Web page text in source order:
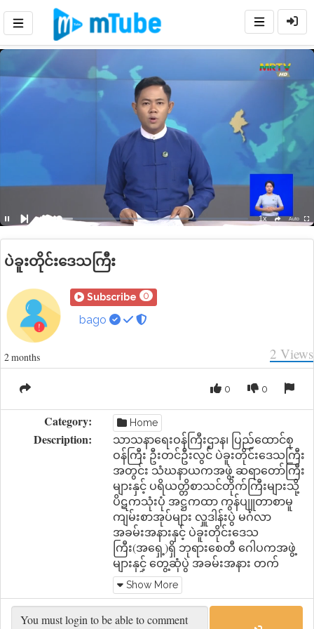
Pause
Next
Loaded: 1xPlayback
Rate
Auto
ပဲခူးတိုင်းဒေသကြီး
Subscribe 0
bago
2 months 2 Views
0
0
Category: Home
Description:
သာသနာရေးဝန်ကြီးဌာန၊ ပြည်ထောင်စု
ဝန်ကြီး ဦးတင်ဦးလွင် ပဲခူးတိုင်းဒေသကြီး
အတွင်း သံဃနာယကအဖွဲ့ ဆရာတော်ကြီး
များနှင့် ပရိယတ္တိစာသင်တိုက်ကြီးများသို့
ပိဋကသုံးပုံ အဋ္ဌကထာ ကွန်ပျူတာစာမူ
ကျမ်းစာအုပ်များ လှူဒါန်းပွဲ မင်္ဂလာ
အခမ်းအနားနှင့် ပဲခူးတိုင်းဒေသ
ကြီး(အရှေ့)ရှိ ဘုရားစေတီ ဂေါပကအဖွဲ့
များနှင့် တွေ့ဆုံပွဲ အခမ်းအနား တက်
ရောက်
Show More